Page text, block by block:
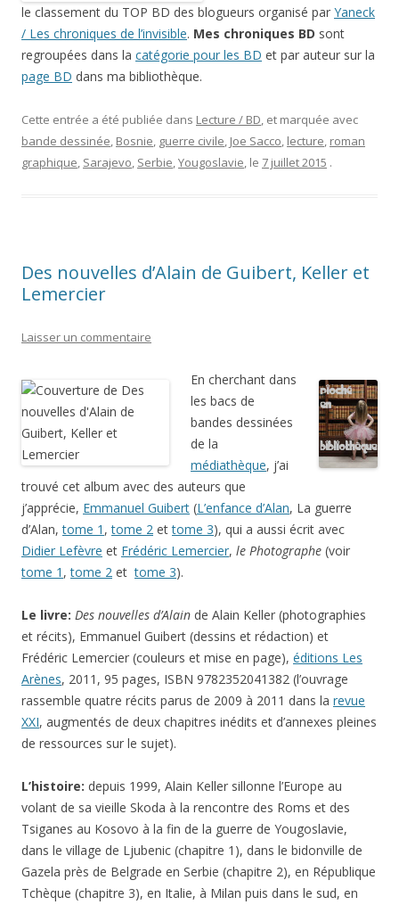
le classement du TOP BD des blogueurs organisé par Yaneck
/ Les chroniques de l’invisible. Mes chroniques BD sont
regroupées dans la catégorie pour les BD et par auteur sur la
page BD dans ma bibliothèque.
Cette entrée a été publiée dans Lecture / BD, et marquée avec
bande dessinée, Bosnie, guerre civile, Joe Sacco, lecture, roman
graphique, Sarajevo, Serbie,Yougoslavie, le 7 juillet 2015 .
Des nouvelles d’Alain de Guibert, Keller et
Lemercier
Laisser un commentaire
En cherchant dans
les bacs de
bandes dessinées
de la
médiathèque, j’ai
trouvé cet album avec des auteurs que
j’apprécie, Emmanuel Guibert (L’enfance d’Alan, La guerre
d’Alan,tome 1 ,tome 2 ettome 3), qui a aussi écrit avec
Didier Lefèvre et Frédéric Lemercier, le Photographe (voir
tome 1 ,tome 2 ettome 3).
Le livre: Des nouvelles d’Alain de Alain Keller (photographies
et récits), Emmanuel Guibert (dessins et rédaction) et
Frédéric Lemercier (couleurs et mise en page), éditions Les
Arènes, 2011, 95 pages, ISBN 9782352041382 (l’ouvrage
rassemble quatre récits parus de 2009 à 2011 dans la revue
XXI, augmentés de deux chapitres inédits et d’annexes pleines
de ressources sur le sujet).
L’histoire: depuis 1999, Alain Keller sillonne l’Europe au
volant de sa vieille Skoda à la rencontre des Roms et des
Tsiganes au Kosovo à la fin de la guerre de Yougoslavie,
dans le village de Ljubenic (chapitre 1), dans le bidonville de
Gazela près de Belgrade en Serbie (chapitre 2), en République
Tchèque (chapitre 3), en Italie, à Milan puis dans le sud, en